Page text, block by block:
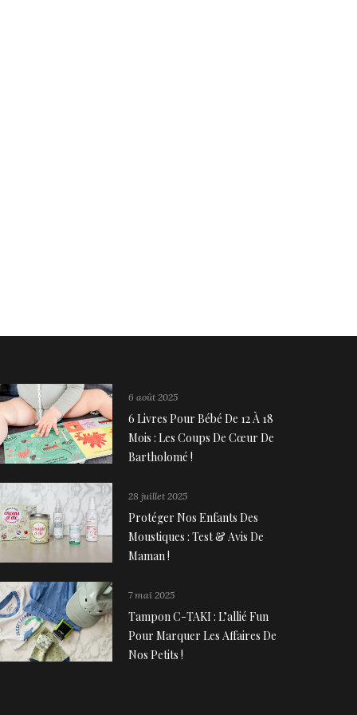
6 août 2025
6 Livres Pour Bébé De 12 À 18
Mois : Les Coups De Cœur De
Bartholomé !
28 juillet 2025
Protéger Nos Enfants Des
Moustiques : Test & Avis De
Maman !
7 mai 2025
Tampon C-TAKI : L’allié Fun
Pour Marquer Les Affaires De
Nos Petits !